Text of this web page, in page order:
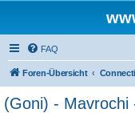
FAQ
Foren-Übersicht
(Goni) - Mavrochi